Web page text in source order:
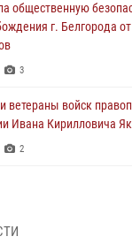
общественную
г. Белгорода
3
ветераны войск
Ивана Кирилловича
2